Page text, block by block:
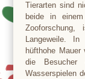
Tierarten sind
beide in
Langeweile.
hüfthohe
die Besucher
Wasserspielen